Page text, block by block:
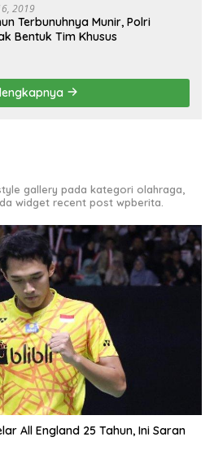
2019
Terbunuhnya Munir, Polri
Bentuk Tim Khusus
gallery pada kategori olahraga,
widget recent post wpberita.
All England 25 Tahun, Ini Saran